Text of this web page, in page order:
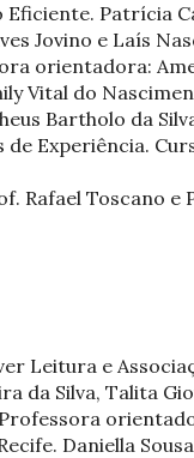
Eficiente. Patrícia
Jovino e Laís
orientadora:
Vital do
Bartholo da
Experiência.
Rafael Toscano e
Leitura e
da Silva, Talita
Daniella